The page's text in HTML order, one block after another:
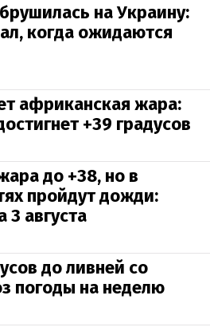
на Украину:
когда ожидаются
африканская жара:
+39 градусов
до +38, но в
пройдут дожди:
3 августа
до ливней со
погоды на неделю